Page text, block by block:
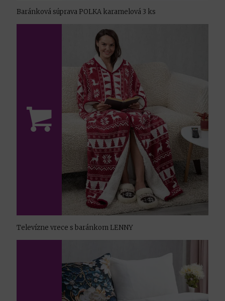
Baránková súprava POLKA karamelová 3 ks
Televízne vrece s baránkom LENNY